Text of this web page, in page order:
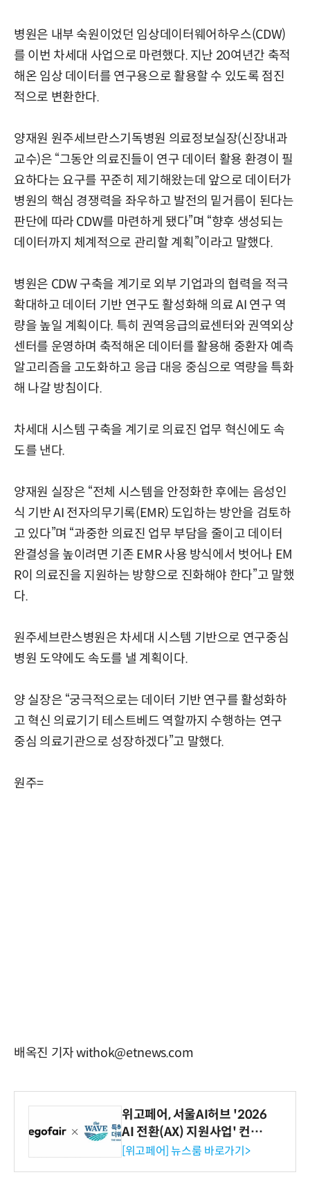
병원은 내부 숙원이었던 임상데이터웨어하우스(CDW)
를 이번 차세대 사업으로 마련했다. 지난 20여년간 축적
해온 임상 데이터를 연구용으로 활용할 수 있도록 점진
적으로 변환한다.
양재원 원주세브란스기독병원 의료정보실장(신장내과
교수)은 “그동안 의료진들이 연구 데이터 활용 환경이 필
요하다는 요구를 꾸준히 제기해왔는데 앞으로 데이터가
병원의 핵심 경쟁력을 좌우하고 발전의 밑거름이 된다는
판단에 따라 CDW를 마련하게 됐다”며 “향후 생성되는
데이터까지 체계적으로 관리할 계획”이라고 말했다.
병원은 CDW 구축을 계기로 외부 기업과의 협력을 적극
확대하고 데이터 기반 연구도 활성화해 의료 AI 연구 역
량을 높일 계획이다. 특히 권역응급의료센터와 권역외상
센터를 운영하며 축적해온 데이터를 활용해 중환자 예측
알고리즘을 고도화하고 응급 대응 중심으로 역량을 특화
해 나갈 방침이다.
차세대 시스템 구축을 계기로 의료진 업무 혁신에도 속
도를 낸다.
양재원 실장은 “전체 시스템을 안정화한 후에는 음성인
식 기반 AI 전자의무기록(EMR) 도입하는 방안을 검토하
고 있다”며 “과중한 의료진 업무 부담을 줄이고 데이터
완결성을 높이려면 기존 EMR 사용 방식에서 벗어나 EM
R이 의료진을 지원하는 방향으로 진화해야 한다”고 말했
다.
원주세브란스병원은 차세대 시스템 기반으로 연구중심
병원 도약에도 속도를 낼 계획이다.
양 실장은 “궁극적으로는 데이터 기반 연구를 활성화하
고 혁신 의료기기 테스트베드 역할까지 수행하는 연구
중심 의료기관으로 성장하겠다”고 말했다.
원주=
배옥진 기자 withok@etnews.com
위고페어, 서울AI허브 '2026
AI 전환(AX) 지원사업' 컨소
시엄 선정
[위고페어] 뉴스룸 바로가기>